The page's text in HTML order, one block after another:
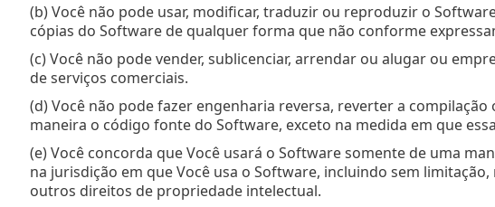
(b) Você não pode usar, modificar, traduzir ou reproduzir o
cópias do Software de qualquer forma que não conforme
(c) Você não pode vender, sublicenciar, arrendar ou alugar ou
de serviços comerciais.
(d) Você não pode fazer engenharia reversa, reverter a
maneira o código fonte do Software, exceto na medida em que
(e) Você concorda que Você usará o Software somente de uma
na jurisdição em que Você usa o Software, incluindo sem
outros direitos de propriedade intelectual.